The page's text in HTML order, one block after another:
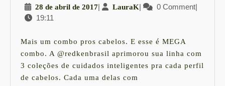
CUIDADOS
CADA
PARTE
DOS
28 de abril de 201728
de
2017
| LauraKLauraK
| 0 Comment|
19:11
Mais um combo pros cabelos. E esse é MEGA
combo. A @redkenbrasil aprimorou sua linha com
3 coleções de cuidados inteligentes pra cada perfil
de cabelos. Cada uma delas com